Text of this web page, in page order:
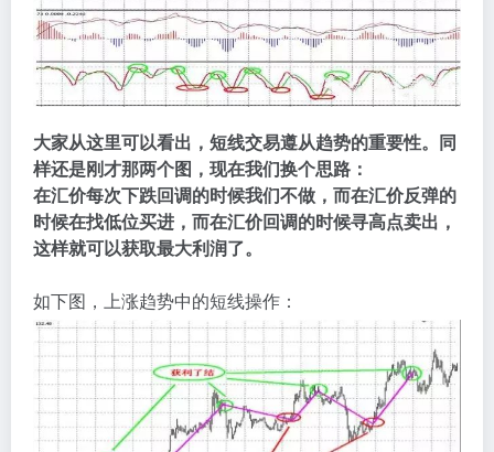
大家从这里可以看出，短线交易遵从趋势的重要性。同
样还是刚才那两个图，现在我们换个思路：
在汇价每次下跌回调的时候我们不做，而在汇价反弹的
时候在找低位买进，而在汇价回调的时候寻高点卖出，
这样就可以获取最大利润了。
如下图，上涨趋势中的短线操作：